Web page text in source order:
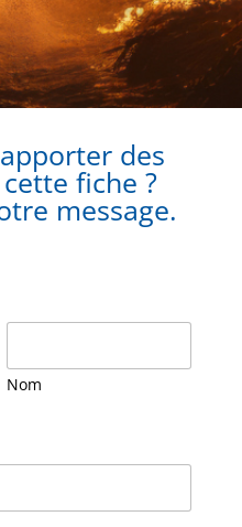
des
fiche ?
message.
Nom